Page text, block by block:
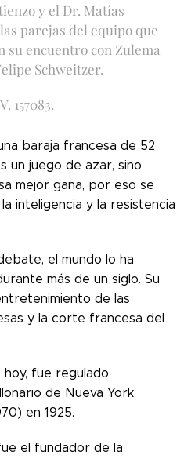
y el Dr. Matías
parejas del equipo que
su encuentro con Zulema
Schweitzer.
157083.
baraja francesa de 52
un juego de azar, sino
mejor gana, por eso se
inteligencia y la resistencia
el mundo lo ha
más de un siglo. Su
de las
y la corte francesa del
fue regulado
de Nueva York
en 1925.
el fundador de la